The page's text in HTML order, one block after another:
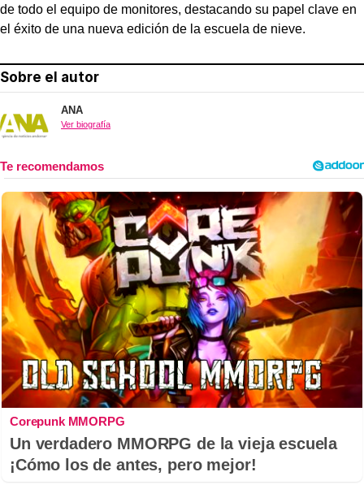
de todo el equipo de monitores, destacando su papel clave en
el éxito de una nueva edición de la escuela de nieve.
Sobre el autor
ANA
Ver biografía
Corepunk MMORPG
Un verdadero MMORPG de la vieja escuela
¡Cómo los de antes, pero mejor!